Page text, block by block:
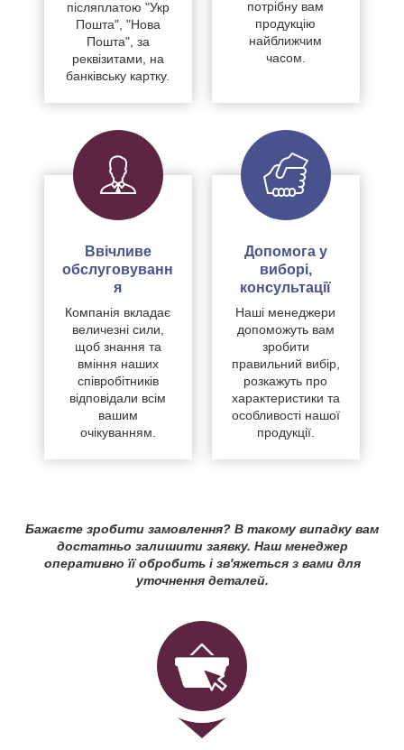
післяплатою "Укр
Пошта", "Нова
Пошта", за
реквізитами, на
банківську картку.
потрібну вам
продукцію
найближчим
часом.
Ввічливе
обслуговуванн
я
Компанія вкладає
величезні сили,
щоб знання та
вміння наших
співробітників
відповідали всім
вашим
очікуванням.
Допомога у
виборі,
консультації
Наші менеджери
допоможуть вам
зробити
правильний вибір,
розкажуть про
характеристики та
особливості нашої
продукції.
Бажаєте зробити замовлення? В такому випадку вам
достатньо залишити заявку. Наш менеджер
оперативно її обробить і зв'яжеться з вами для
уточнення деталей.